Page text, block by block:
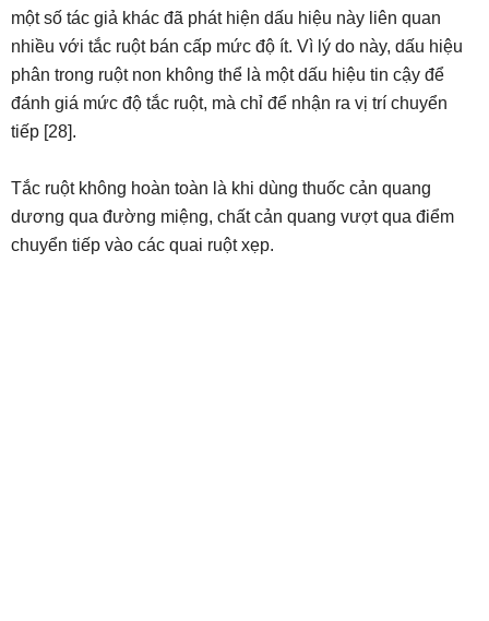
một số tác giả khác đã phát hiện dấu hiệu này liên quan
nhiều với tắc ruột bán cấp mức độ ít. Vì lý do này, dấu hiệu
phân trong ruột non không thể là một dấu hiệu tin cậy để
đánh giá mức độ tắc ruột, mà chỉ để nhận ra vị trí chuyển
tiếp [28].
Tắc ruột không hoàn toàn là khi dùng thuốc cản quang
dương qua đường miệng, chất cản quang vượt qua điểm
chuyển tiếp vào các quai ruột xẹp.